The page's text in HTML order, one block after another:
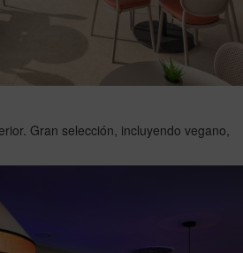
Gran selección, incluyendo vegano,